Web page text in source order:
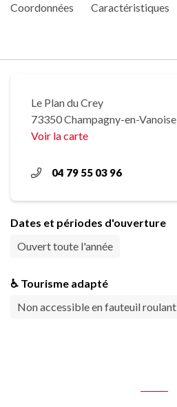
Coordonnées Caractéristiques
Le Plan du Crey
73350 Champagny-en-Vanoise
Voir la carte
04 79 55 03 96
Dates et périodes d'ouverture
Ouvert toute l'année
♿ Tourisme adapté
Non accessible en fauteuil roulant